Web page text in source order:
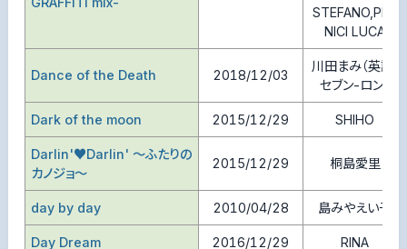
STEFANO,PER
NICI LUCA
Dance of the Death 2018/12/03
川田まみ（英訳：
セブン-ロン）
Dark of the moon 2015/12/29 SHIHO
Darlin'♥Darlin' ～ふたりの
カノジョ～
2015/12/29 桐島愛里
day by day 2010/04/28 島みやえい子
Day Dream 2016/12/29 RINA